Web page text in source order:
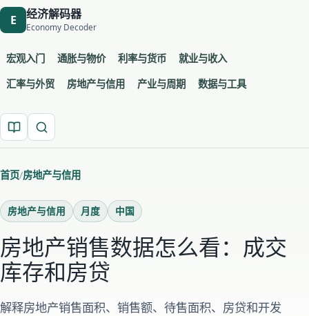
E 经济解码器
Economy Decoder
宏观入门 通胀与物价 利率与货币
就业与收入
汇率与外贸
房地产与信用 产业与周期 数据与工具
首页 房地产与信用
房地产与信用 月度 中国
房地产销售数据怎么看：成交
库存和房贷
解释房地产销售面积、销售额、待售面积、房贷和开发